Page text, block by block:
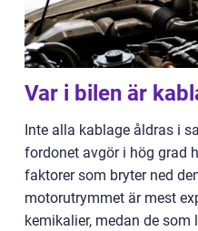
Var i bilen är
Inte alla kablage åldras i
fordonet avgör i hög grad
faktorer som bryter ned
motorutrymmet är mest
kemikalier, medan de